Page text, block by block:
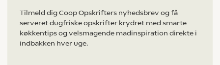
Tilmeld dig Coop Opskrifters nyhedsbrev og få
serveret dugfriske opskrifter krydret med smarte
køkkentips og velsmagende madinspiration direkte i
indbakken hver uge.